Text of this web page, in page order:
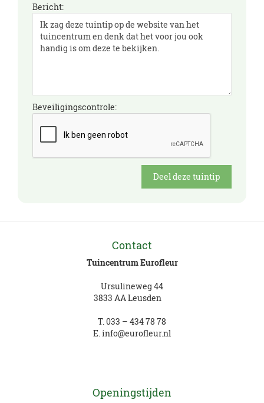
Bericht:
Beveiligingscontrole:
Contact
Tuincentrum Eurofleur
Ursulineweg 44
3833 AA Leusden
T. 033 – 434 78 78
E. info@eurofleur.nl
Openingstijden